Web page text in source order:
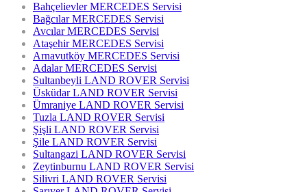
Bahçelievler MERCEDES Servisi
Bağcılar MERCEDES Servisi
Avcılar MERCEDES Servisi
Ataşehir MERCEDES Servisi
Arnavutköy MERCEDES Servisi
Adalar MERCEDES Servisi
Sultanbeyli LAND ROVER Servisi
Üsküdar LAND ROVER Servisi
Ümraniye LAND ROVER Servisi
Tuzla LAND ROVER Servisi
Şişli LAND ROVER Servisi
Şile LAND ROVER Servisi
Sultangazi LAND ROVER Servisi
Zeytinburnu LAND ROVER Servisi
Silivri LAND ROVER Servisi